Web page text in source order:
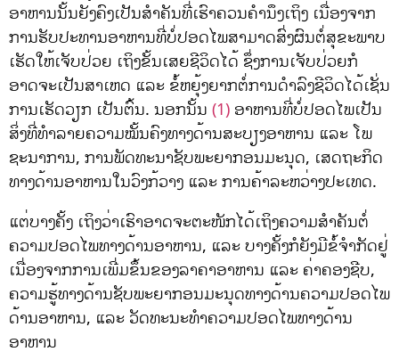
ອາຫານນັ້ນຍັງຄົງເປັນສຳຄັນທີ່ເຮົາຄວນຄຳນຶງເຖິງ ເນື່ອງຈາກ
ການຮັບປະທານອາຫານທີ່ບໍ່ປອດໄພສາມາດສົ່ງຜົນຕໍ່ສຸຂະພາບ
ເຮັດໃຫ້ເຈັບປ່ວຍ ເຖິງຂັ້ນເສຍຊີວິດໄດ້ ຊຶ່ງການເຈັບປ່ວຍກໍ
ອາດຈະເປັນສາເຫດ ແລະ ຂໍ້ຫຍຸ້ງຍາກຕໍ່ການດຳລົງຊີວິດໄດ້ເຊັ່ນ
ການເຮັດວຽກ ເປັນຕົ້ນ. ນອກນັ້ນ (1) ອາຫານທີ່ບໍ່ປອດໄພເປັນ
ສິ່ງທີ່ທຳລາຍຄວາມໝັ້ນຄົງທາງດ້ານສະບຽງອາຫານ ແລະ ໂພ
ຊະນາການ, ການພັດທະນາຊັບພະຍາກອນມະນຸດ, ເສດຖະກິດ
ທາງດ້ານອາຫານໃນວົງກ້ວາງ ແລະ ການຄ້າລະຫວ່າງປະເທດ.
ແຕ່ບາງຄັ້ງ ເຖິງວ່າເຮົາອາດຈະຕະໜັກໄດ້ເຖິງຄວາມສຳຄັນຕໍ່
ຄວາມປອດໄພທາງດ້ານອາຫານ, ແລະ ບາງຄັ້ງກໍຍັງມີຂໍ້ຈຳກັດຢູ່
ເນື່ອງຈາກການເພີ່ມຂຶ້ນຂອງລາຄາອາຫານ ແລະ ຄ່າຄອງຊີບ,
ຄວາມຮູ້ທາງດ້ານຊັບພະຍາກອນມະນຸດທາງດ້ານຄວາມປອດໄພ
ດ້ານອາຫານ, ແລະ ວັດທະນະທຳຄວາມປອດໄພທາງດ້ານ
ອາຫານ